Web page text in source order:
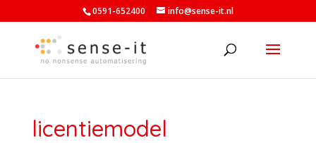
0591-652400 info@sense-it.nl
licentiemodel